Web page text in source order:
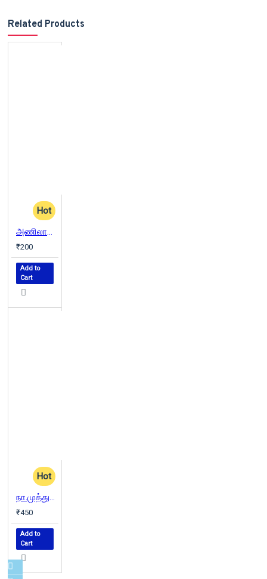
Related Products
Hot
அணிலாடும் முன்றில்
₹200
Add to
Cart
Hot
நா.முத்துக்குமார் கவிதைகள்
₹450
Add to
Cart